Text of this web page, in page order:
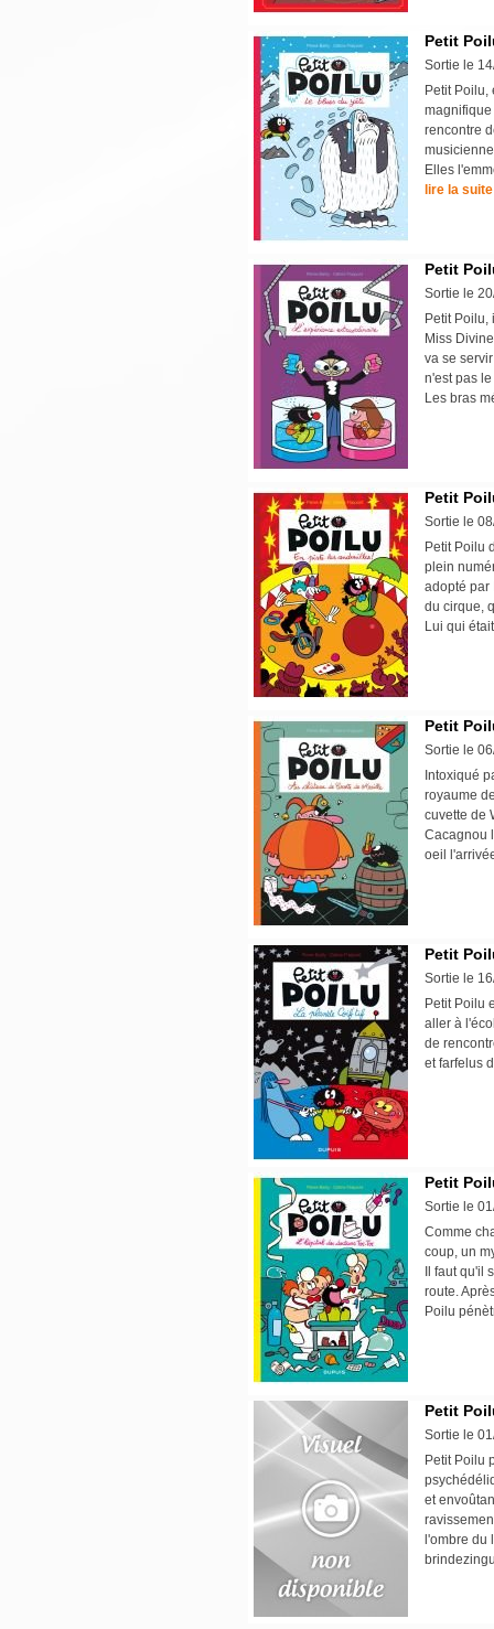
Petit
Sortie le
Petit
magnifique
rencontre
Elles
lire la suite
Petit
Sortie le
Petit
Miss
va se
n'est pas
Les bras
Petit
Sortie le
Petit Poilu
plein
adopté par
du cirque,
Lui qui
Petit
Sortie le
Intoxiqué
royaume
cuvette de
Cacagnou
oeil
Petit
Sortie le
Petit Poilu
aller à
de
et farfelus
Petit
Sortie le
Comme
coup, un
Il faut
route.
Poilu
Petit
Sortie le
Petit Poilu
et
l'ombre du